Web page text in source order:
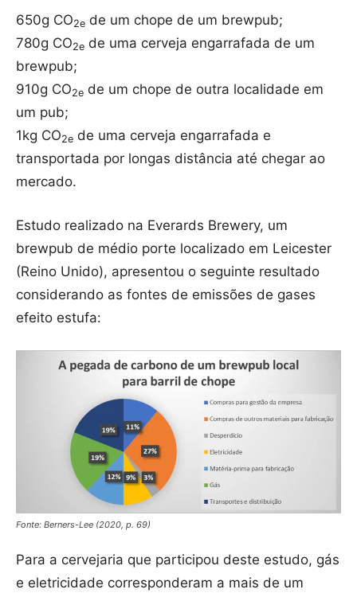
650g CO2e de um chope de um brewpub;
780g CO2e de uma cerveja engarrafada de um
brewpub;
910g CO2e de um chope de outra localidade em
um pub;
1kg CO2e de uma cerveja engarrafada e
transportada por longas distância até chegar ao
mercado.
Estudo realizado na Everards Brewery, um
brewpub de médio porte localizado em Leicester
(Reino Unido), apresentou o seguinte resultado
considerando as fontes de emissões de gases
efeito estufa:
Fonte: Berners-Lee (2020, p. 69)
Para a cervejaria que participou deste estudo, gás
e eletricidade corresponderam a mais de um